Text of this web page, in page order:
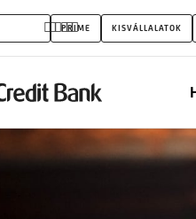
PRIME KISVÁLLALATOK